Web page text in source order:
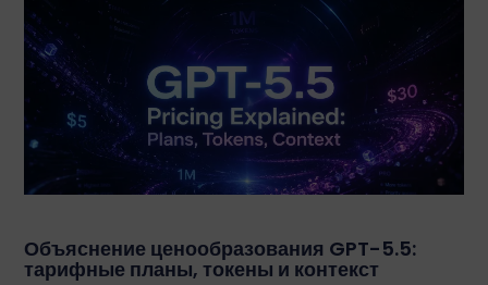
Объяснение ценообразования GPT-5.5:
тарифные планы, токены и контекст